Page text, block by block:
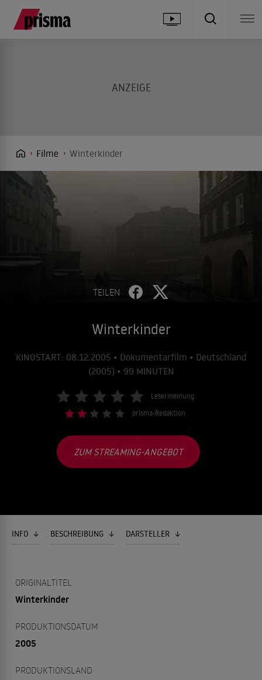
Filme Winterkinder
TEILEN
Winterkinder
KINOSTART: 08.12.2005 • Dokumentarfilm • Deutschland
(2005) • 99 MINUTEN
Lesermeinung
prisma-Redaktion
ZUM STREAMING-ANGEBOT
INFO BESCHREIBUNG DARSTELLER
ORIGINALTITEL
Winterkinder
PRODUKTIONSDATUM
2005
PRODUKTIONSLAND